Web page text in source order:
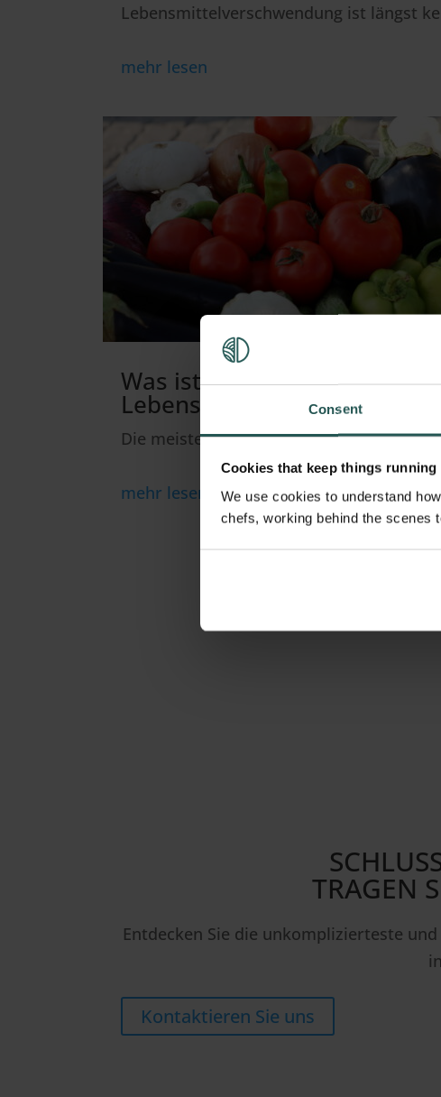
Consent
Cookies that keep things
We use cookies to understand
chefs, working behind the scenes
Lebensmittelverschwendung ist längst
mehr lesen
Was ist ein Waste-
Lebensmittelabfälle
Die meisten Küchen arbeiten mit einem
mehr lesen
TRAGEN
Entdecken Sie die unkomplizierteste
Kontaktieren Sie uns